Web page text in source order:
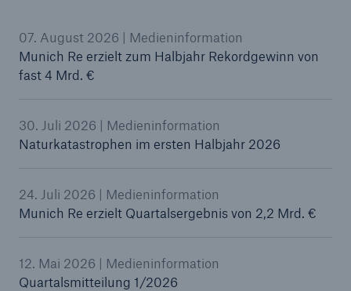
07. August 2026 | Medieninformation
Munich Re erzielt zum Halbjahr Rekordgewinn von
fast 4 Mrd. €
30. Juli 2026 | Medieninformation
Naturkatastrophen im ersten Halbjahr 2026
24. Juli 2026 | Medieninformation
Munich Re erzielt Quartalsergebnis von 2,2 Mrd. €
12. Mai 2026 | Medieninformation
Quartalsmitteilung 1/2026
Our expert perspective for insurance